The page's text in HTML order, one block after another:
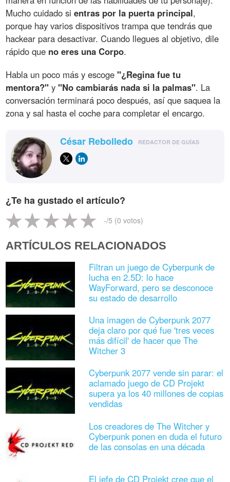
Mucho cuidado sientras por la puerta principal,
porque hay varios dispositivos trampa que tendrás que
hackear para desactivar. Cuando llegues al objetivo, dile
rápido que no eres una Corpo.
Habla un poco más y escoge"¿Regina fue tu
mentora?" y"No cambiarás nada si la palmas". La
conversación terminará poco después, así que saquea la
zona y sal hasta el coche para completar el encargo.
César Rebolledo REDACTOR DE GUÍAS
¿Te ha gustado el artículo?
-/5 (0 votos)
ARTÍCULOS RELACIONADOS
Filtran un juego de Cyberpunk de
lucha en 2.5D: lo hace
WayForward, pero se desconoce
su estado de desarrollo
Una imagen de Cyberpunk 2077
deja claro por qué fue 'tres veces
más difícil' de hacer que The
Witcher 3
Cyberpunk 2077 vende sin parar: el
aclamado juego de CD Projekt
supera ya los 40 millones de copias
vendidas
Los creadores de The Witcher y
Cyberpunk ponen en duda el futuro
de las consolas en una década
El jefe de CD Projekt cree que el